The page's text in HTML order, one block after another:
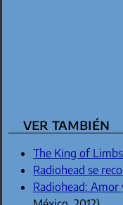
ver también
The King of Limbs
Radiohead se
Radiohead: Amor